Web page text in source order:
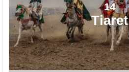
14
Tiaret